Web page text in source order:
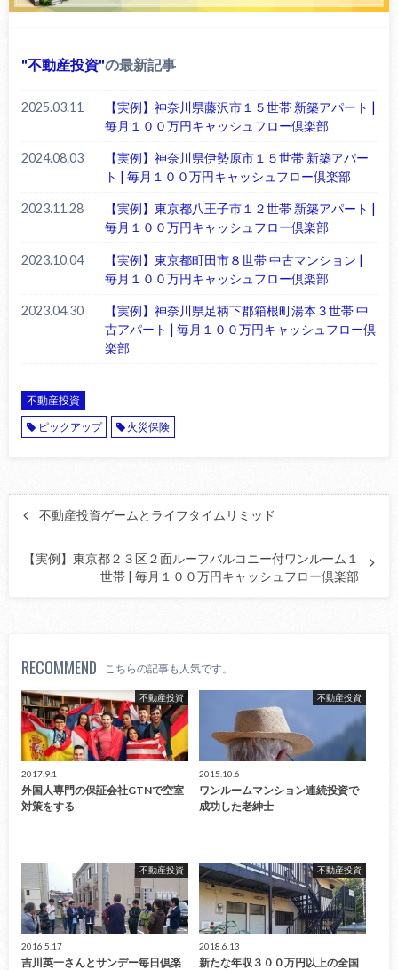
不動産投資 の最新記事
2025.03.11
【実例】神奈川県藤沢市１５世帯 新築アパート |
毎月１００万円キャッシュフロー倶楽部
2024.08.03
【実例】神奈川県伊勢原市１５世帯 新築アパー
ト | 毎月１００万円キャッシュフロー倶楽部
2023.11.28
【実例】東京都八王子市１２世帯 新築アパート |
毎月１００万円キャッシュフロー倶楽部
2023.10.04
【実例】東京都町田市８世帯 中古マンション |
毎月１００万円キャッシュフロー倶楽部
2023.04.30
【実例】神奈川県足柄下郡箱根町湯本３世帯 中
古アパート | 毎月１００万円キャッシュフロー倶
楽部
不動産投資
ピックアップ
火災保険
不動産投資ゲームとライフタイムリミッド
【実例】東京都２３区２面ルーフバルコニー付ワンルーム１
世帯 | 毎月１００万円キャッシュフロー倶楽部
RECOMMEND こちらの記事も人気です。
不動産投資
2017.9.1
外国人専門の保証会社GTNで空室
対策をする
不動産投資
2015.10.6
ワンルームマンション連続投資で
成功した老紳士
不動産投資
2016.5.17
吉川英一さんとサンデー毎日倶楽
不動産投資
2018.6.13
新たな年収３００万円以上の全国